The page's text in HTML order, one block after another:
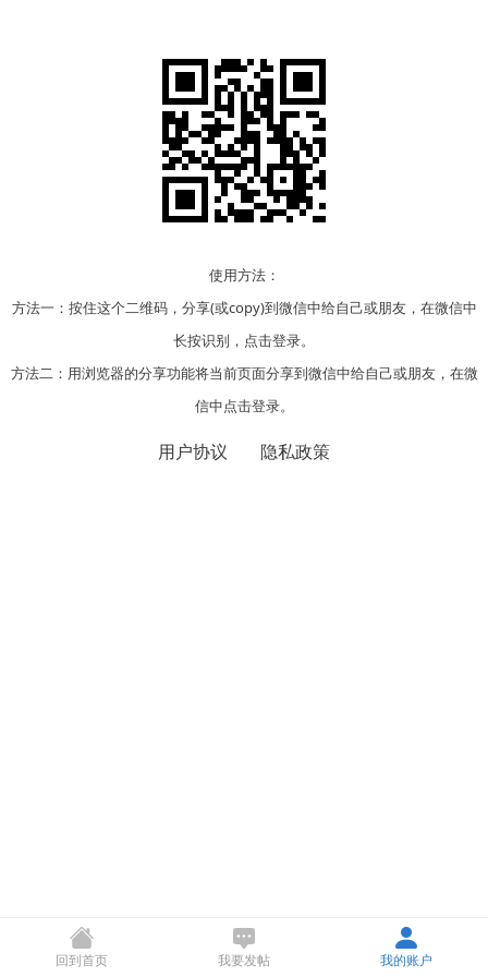
使用方法：
方法一：按住这个二维码，分享(或copy)到微信中给自己或朋友，在微信中
长按识别，点击登录。
方法二：用浏览器的分享功能将当前页面分享到微信中给自己或朋友，在微
信中点击登录。
用户协议 隐私政策
回到首页 我要发帖 我的账户